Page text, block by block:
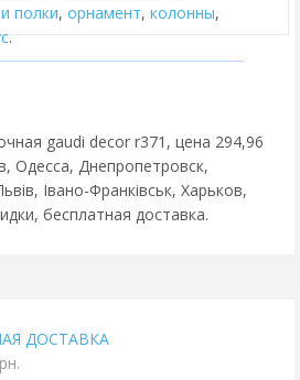
полки, орнамент, колонны,
.
gaudi decor r371, цена 294,96
Одесса, Днепропетровск,
Івано-Франківськ, Харьков,
бесплатная доставка.
ДОСТАВКА